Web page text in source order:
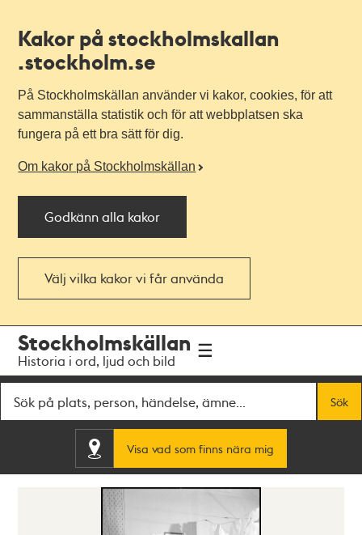
Kakor på stockholmskallan
.stockholm.se
På Stockholmskällan använder vi kakor, cookies, för att
sammanställa statistik och för att webbplatsen ska
fungera på ett bra sätt för dig.
Om kakor på Stockholmskällan
Godkänn alla kakor
Välj vilka kakor vi får använda
navigationen
huvudinnehållet
Stockholmskällan
Historia i ord, ljud och bild
Sök
Visa vad som finns nära mig